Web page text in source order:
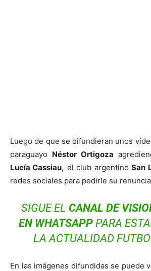
Luego de que se difundieran unos
paraguayo Néstor Ortigoza
Lucía Cassiau, el club argentinoSan
redes sociales para pedirle su
SIGUE EL CANAL DE
EN WHATSAPPPARA
LA ACTUALIDAD
En las imágenes difundidas se puede